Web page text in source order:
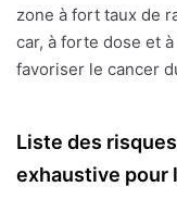
zone à fort taux de
car, à forte dose et
favoriser le cancer
Liste des
exhaustive pour